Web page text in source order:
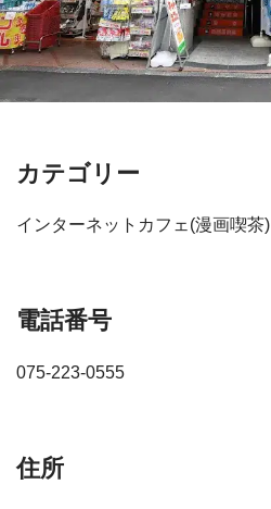
カテゴリー
インターネットカフェ(漫画喫茶)
電話番号
075-223-0555
住所